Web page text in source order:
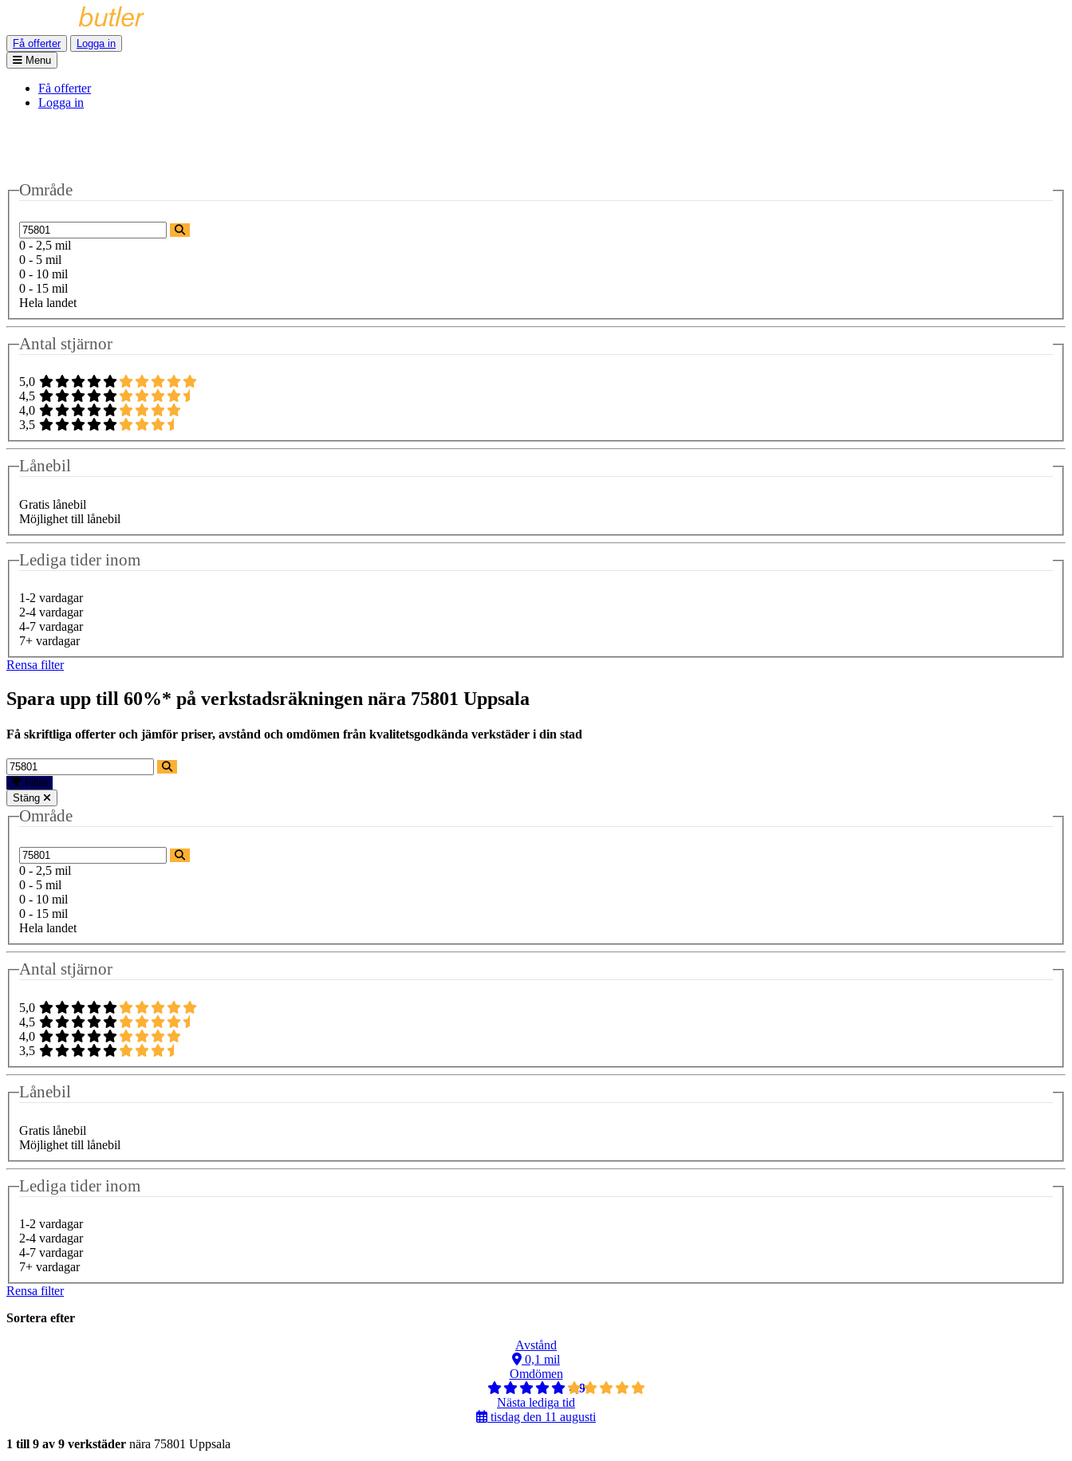
Få offerter
Logga in
Menu
Få offerter
Logga in
Område
0 - 2,5 mil
0 - 5 mil
0 - 10 mil
0 - 15 mil
Hela landet
Antal stjärnor
5,0
4,5
4,0
3,5
Lånebil
Gratis lånebil
Möjlighet till lånebil
Lediga tider inom
1-2 vardagar
2-4 vardagar
4-7 vardagar
7+ vardagar
Rensa filter
Spara upp till 60%* på verkstadsräkningen nära 75801 Uppsala
Få skriftliga offerter och jämför priser, avstånd och omdömen från kvalitetsgodkända verkstäder i din stad
Filter
Stäng
Område
0 - 2,5 mil
0 - 5 mil
0 - 10 mil
0 - 15 mil
Hela landet
Antal stjärnor
5,0
4,5
4,0
3,5
Lånebil
Gratis lånebil
Möjlighet till lånebil
Lediga tider inom
1-2 vardagar
2-4 vardagar
4-7 vardagar
7+ vardagar
Rensa filter
Sortera efter
Avstånd
0,1 mil
Omdömen
4,9
Nästa lediga tid
tisdag den 11 augusti
1 till 9 av 9 verkstäder nära 75801 Uppsala